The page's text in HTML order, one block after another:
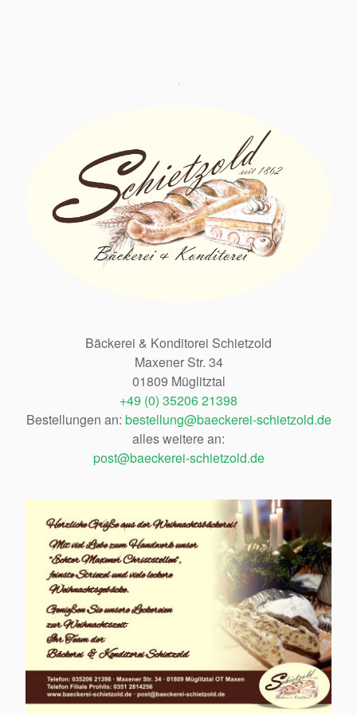
Bäckerei & Konditorei Schietzold
Maxener Str. 34
01809 Müglitztal
+49 (0) 35206 21398
Bestellungen an: bestellung@baeckerei-schietzold.de
alles weitere an:
post@baeckerei-schietzold.de